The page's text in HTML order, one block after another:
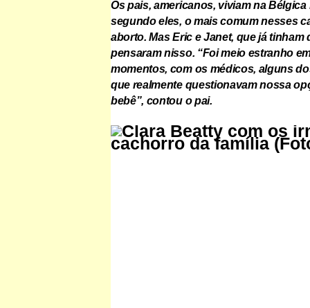
Os pais, americanos, viviam na Bélgica
segundo eles, o mais comum nesses
aborto. Mas Eric e Janet, que já tinham
pensaram nisso. “Foi meio estranho
momentos, com os médicos, alguns
que realmente questionavam nossa
bebê”, contou o pai.